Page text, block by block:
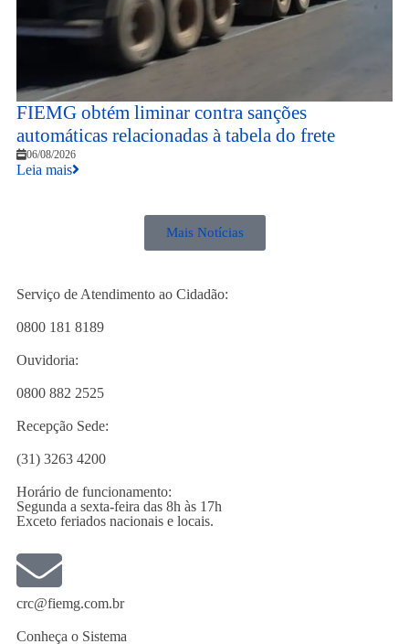
FIEMG obtém liminar contra sanções
automáticas relacionadas à tabela do frete
06/08/2026
Leia mais
Mais Notícias
Serviço de Atendimento ao Cidadão:
0800 181 8189
Ouvidoria:
0800 882 2525
Recepção Sede:
(31) 3263 4200
Horário de funcionamento:
Segunda a sexta-feira das 8h às 17h
Exceto feriados nacionais e locais.
crc@fiemg.com.br
Conheça o Sistema